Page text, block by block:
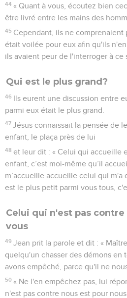
44 « Quant à vous, écoutez bien
être livré entre les mains des
45 Cependant, ils ne comprenaient
était voilée pour eux afin qu'ils
ils avaient peur de l'interroger à ce
Qui est le plus grand?
46 Ils eurent une discussion entre
parmi eux était le plus grand.
47 Jésus connaissait la pensée de
enfant, le plaça près de lui
48 et leur dit : « Celui qui accueille
enfant, c’est moi-même qu’il
m’accueille accueille celui qui m'a
est le plus petit parmi vous tous,
Celui qui n'est pas
vous
49 Jean prit la parole et dit : «
quelqu'un chasser des démons en
avons empêché, parce qu'il ne
50 « Ne l'en empêchez pas, lui
n'est pas contre nous est pour